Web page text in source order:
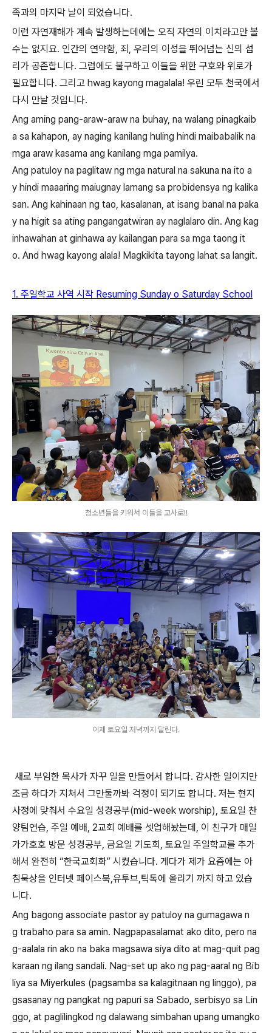
족과의 마지막 날이 되었습니다.
이런 자연재해가 계속 발생하는데에는 오직 자연의 이치라고만 볼
수는 없지요. 인간의 연약함, 죄 , 우리의 이성을 뛰어넘는 신의 섭
리가 공존합니다. 그럼에도 불구하고 이들을 위한 구호와 위로가
필요합니다. 그리고 hwag kayong magalala! 우린 모두 천국에서
다시 만날 것입니다.
Ang aming pang-araw-araw na buhay, na walang pinagkaib
a sa kahapon, ay naging kanilang huling hindi maibabalik na
mga araw kasama ang kanilang mga pamilya.
Ang patuloy na paglitaw ng mga natural na sakuna na ito a
y hindi maaaring maiugnay lamang sa probidensya ng kalika
san. Ang kahinaan ng tao, kasalanan, at isang banal na paka
y na higit sa ating pangangatwiran ay naglalaro din. Ang kag
inhawahan at ginhawa ay kailangan para sa mga taong it
o. And hwag kayong alala! Magkikita tayong lahat sa langit.
1. 주일학교 사역 시작 Resuming Sunday o Saturday School
청소년들을 키워서 이들을 교사로!!
이제 토요일 저녁까지 달린다.
새로 부임한 목사가 자꾸 일을 만들어서 합니다. 감사한 일이지만
조금 하다가 지쳐서 그만둘까봐 걱정이 되기도 합니다. 저는 현지
사정에 맞춰서 수요일 성경공부(mid-week worship), 토요일 찬
양팀연습, 주일 예배 , 2교회 예배를 셋업해놨는데 , 이 친구가 매일
가가호호 방문 성경공부, 금요일 기도회 , 토요일 주일학교를 추가
해서 완전히 “한국교회화” 시켰습니다. 게다가 제가 요즘에는 아
침묵상을 인터넷 페이스북,유투브,틱톡에 올리기 까지 하고 있습
니다.
Ang bagong associate pastor ay patuloy na gumagawa n
g trabaho para sa amin. Nagpapasalamat ako dito, pero na
g-aalala rin ako na baka magsawa siya dito at mag-quit pag
karaan ng ilang sandali. Nag-set up ako ng pag-aaral ng Bib
liya sa Miyerkules (pagsamba sa kalagitnaan ng linggo), pa
gsasanay ng pangkat ng papuri sa Sabado, serbisyo sa Lin
ggo, at paglilingkod ng dalawang simbahan upang umangko